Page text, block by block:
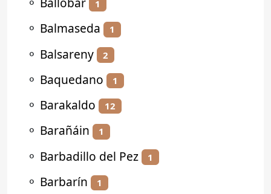
1
⚬ Balmaseda 1
⚬ Balsareny 2
⚬ Baquedano 1
⚬ Barakaldo 12
⚬ Barañáin 1
⚬ Barbadillo del Pez 1
⚬ Barbarín 1